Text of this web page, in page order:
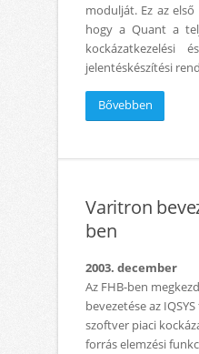
modulját. Ez az
hogy a Quant a
kockázatkezelési
jelentéskészítési
Bővebben
Varitron
ben
2003. december
Az FHB-ben
bevezetése az
szoftver piaci
forrás elemzési